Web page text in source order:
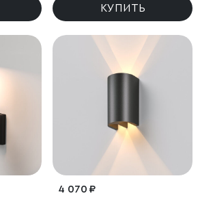
КУПИТЬ
4 070 ₽